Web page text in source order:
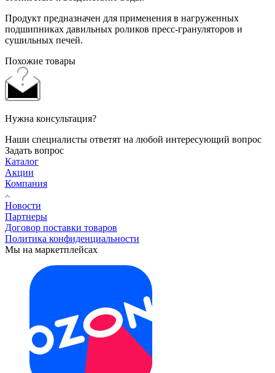
Продукт предназначен для применения в нагруженных
подшипниках давильных роликов пресс-грануляторов и
сушильных печей.
Похожие товары
Нужна консультация?
Наши специалисты ответят на любой интересующий вопрос
Задать вопрос
Каталог
Акции
Компания
Новости
Партнеры
Договор поставки товаров
Политика конфиденциальности
Мы на маркетплейсах